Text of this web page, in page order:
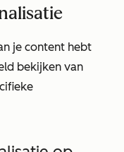
je content hebt
bekijken van